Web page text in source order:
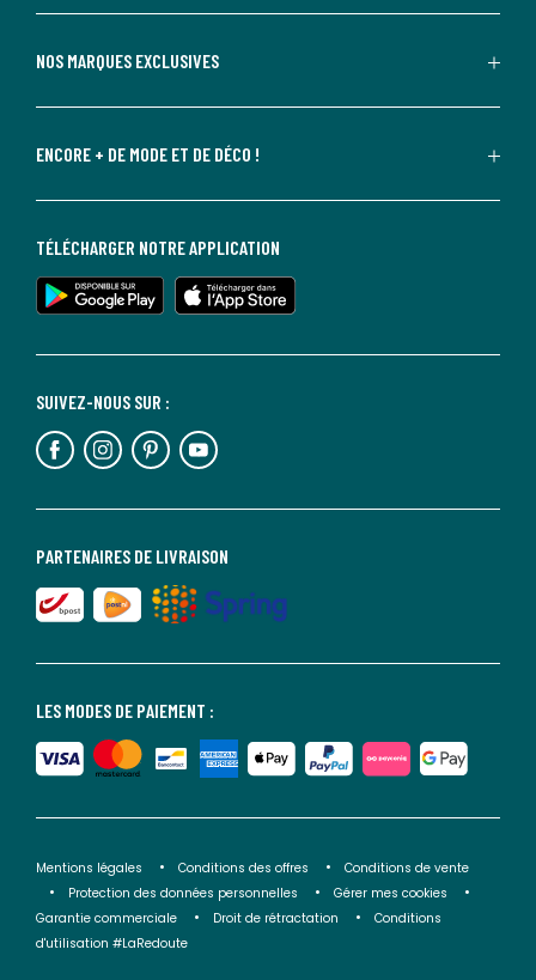
NOS MARQUES EXCLUSIVES
ENCORE + DE MODE ET DE DÉCO !
LES MODES DE PAIEMENT :
PARTENAIRES DE LIVRAISON
SUIVEZ-NOUS SUR :
TÉLÉCHARGER NOTRE APPLICATION
Mentions légales Conditions des offres
Conditions de vente
Protection des données personnelles
Gérer mes cookies
Garantie commerciale
Droit de rétractation
Conditions
d'utilisation #LaRedoute